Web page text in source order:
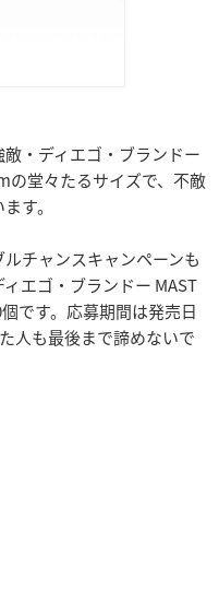
・ディエゴ・ブランドー
の堂々たるサイズで、不敵
す。
チャンスキャンペーンも
エゴ・ブランドー MAST
です。応募期間は発売日
人も最後まで諦めないで